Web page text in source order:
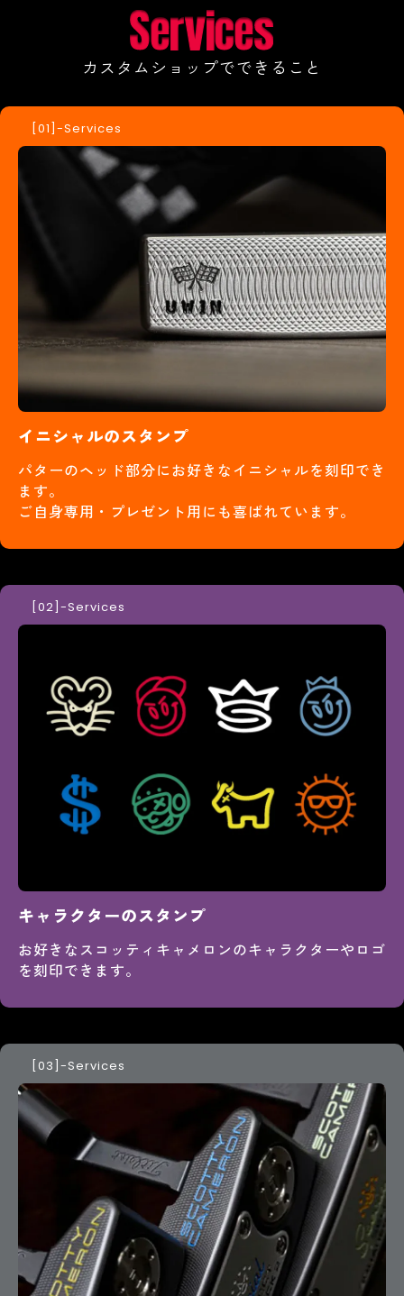
カスタムショップでできること
-Services
イニシャルのスタンプ
パターのヘッド部分にお好きなイニシャルを刻印でき
ます。
ご自身専用・プレゼント用にも喜ばれています。
-Services
キャラクターのスタンプ
お好きなスコッティキャメロンのキャラクターやロゴ
を刻印できます。
-Services